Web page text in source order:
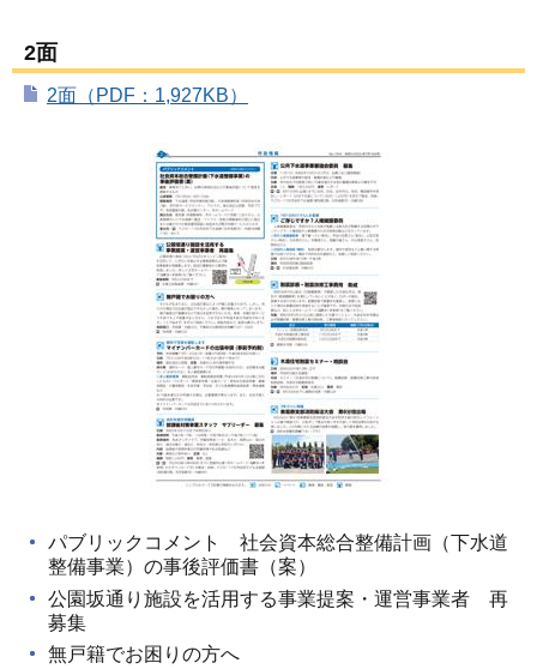
2面
2面（PDF：1,927KB）
パブリックコメント 社会資本総合整備計画（下水道
整備事業）の事後評価書（案）
公園坂通り施設を活用する事業提案・運営事業者 再
募集
無戸籍でお困りの方へ